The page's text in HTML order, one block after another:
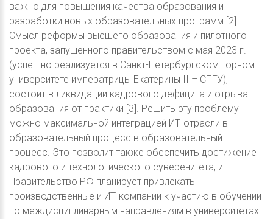
важно для повышения качества образования и
разработки новых образовательных программ [2].
Смысл реформы высшего образования и пилотного
проекта, запущенного правительством с мая 2023 г.
(успешно реализуется в Санкт-Петербургском горном
университете императрицы Екатерины II – СПГУ),
состоит в ликвидации кадрового дефицита и отрыва
образования от практики [3]. Решить эту проблему
можно максимальной интеграцией ИТ-отрасли в
образовательный процесс в образовательный
процесс. Это позволит также обеспечить достижение
кадрового и технологического суверенитета, и
Правительство РФ планирует привлекать
производственные и ИТ-компании к участию в обучении
по междисциплинарным направлениям в университетах